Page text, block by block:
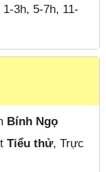
3h, 5-7h, 11-
Bính Ngọ
Tiểu thử, Trực